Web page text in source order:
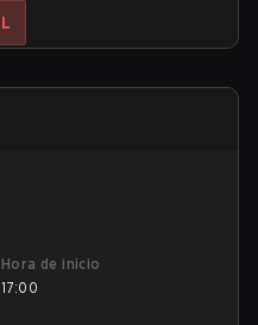
L
Hora de inicio
17:00